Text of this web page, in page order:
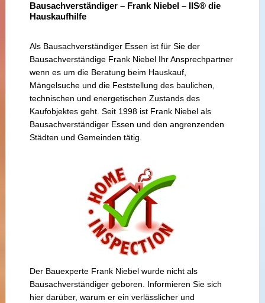
Bausachverständiger – Frank Niebel – IIS® die
Hauskaufhilfe
Als Bausachverständiger Essen ist für Sie der
Bausachverständige Frank Niebel Ihr Ansprechpartner
wenn es um die Beratung beim Hauskauf,
Mängelsuche und die Feststellung des baulichen,
technischen und energetischen Zustands des
Kaufobjektes geht. Seit 1998 ist Frank Niebel als
Bausachverständiger Essen und den angrenzenden
Städten und Gemeinden tätig.
Der Bauexperte Frank Niebel wurde nicht als
Bausachverständiger geboren. Informieren Sie sich
hier darüber, warum er ein verlässlicher und